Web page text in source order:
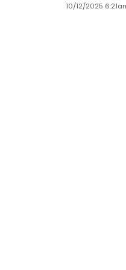
10/12/2025